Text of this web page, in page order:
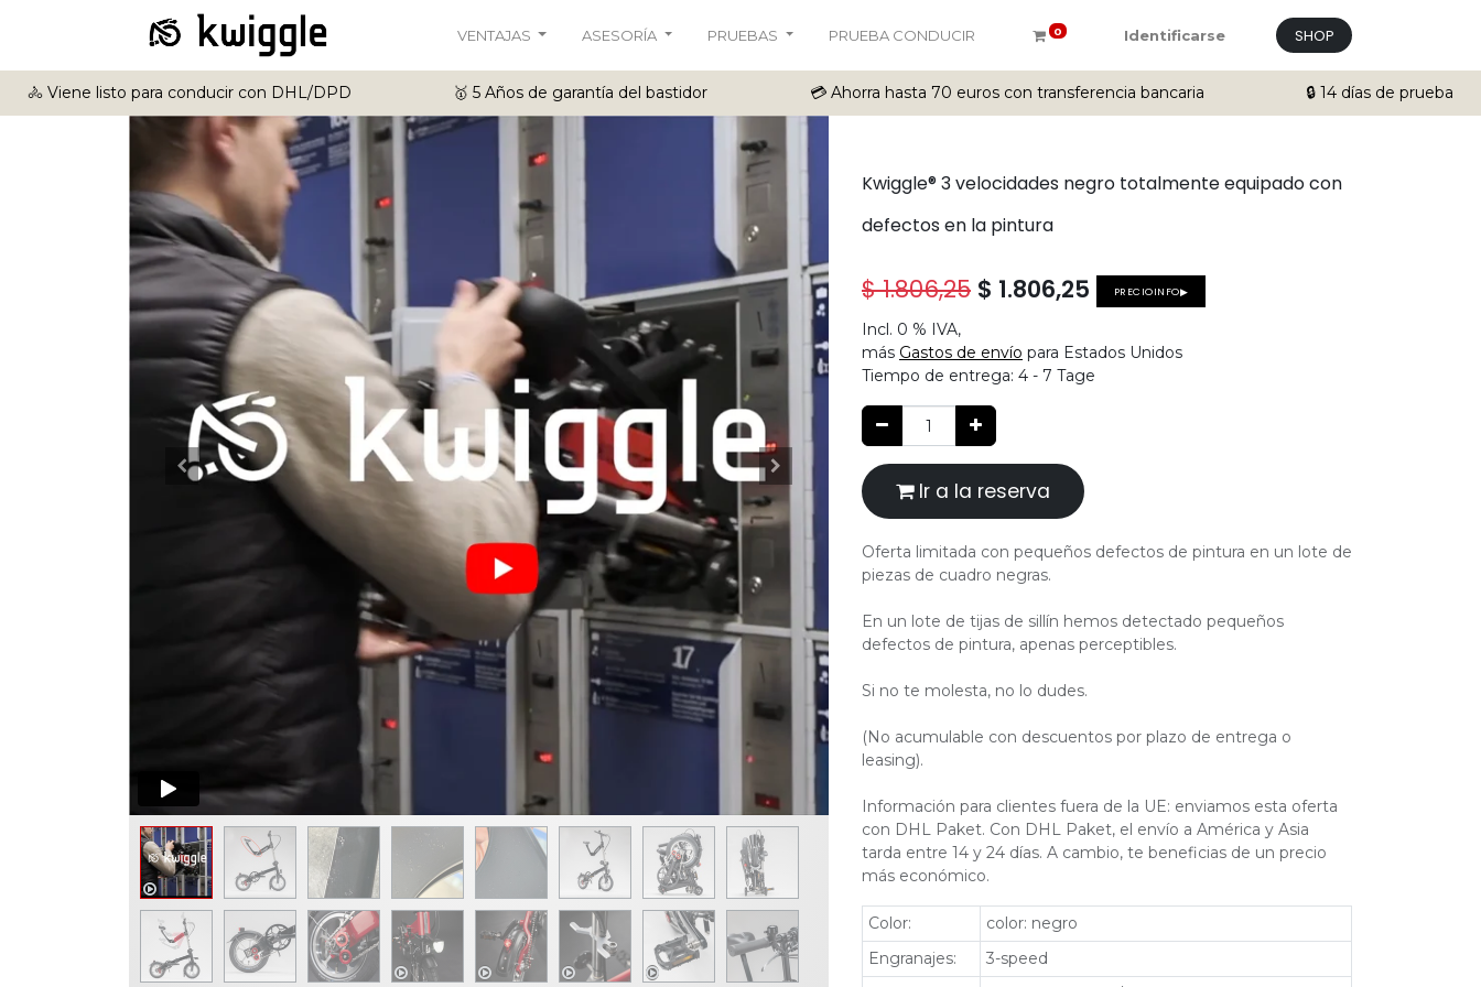
VENTAJAS ASESORÍA PRUEBAS PRUEBA CONDUCIR 0 Identificarse SHOP
🚴 Viene listo para conducir con DHL/DPD 🥇 5 Años de garantía del bastidor 💳 Ahorra hasta 70 euros con transferencia bancaria 🔒 14 días de prueba
Kwiggle® 3 velocidades negro totalmente equipado con
defectos en la pintura
$1.806,25 $ 1.806,25 PRECIOINFO▶
Incl. 0 % IVA,
más Gastos de envío para Estados Unidos
Tiempo de entrega: 4 - 7 Tage
Ir a la reserva
Oferta limitada con pequeños defectos de pintura en un lote de
piezas de cuadro negras.
En un lote de tijas de sillín hemos detectado pequeños
defectos de pintura, apenas perceptibles.
Si no te molesta, no lo dudes.
(No acumulable con descuentos por plazo de entrega o
leasing).
Información para clientes fuera de la UE: enviamos esta oferta
con DHL Paket. Con DHL Paket, el envío a América y Asia
tarda entre 14 y 24 días. A cambio, te beneficias de un precio
más económico.
Color:
color: negro
Engranajes:
3-speed